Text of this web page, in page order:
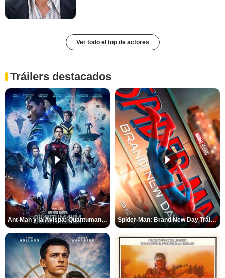
Ver todo el top de actores
Tráilers destacados
Ant-Man y la Avispa: Quantumanía Tráiler (2) Spider-Man: Brand New Day Tráiler (3)